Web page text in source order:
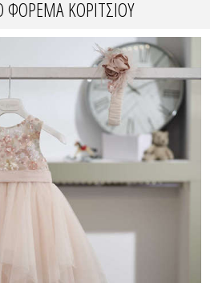
ΦΌΡΕΜΑ ΚΟΡΙΤΣΙΟΎ